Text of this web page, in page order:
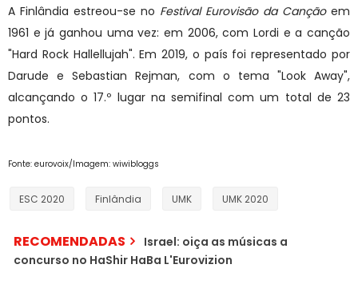
A Finlândia estreou-se no Festival Eurovisão da Canção em
1961 e já ganhou uma vez: em 2006, com Lordi e a canção
"Hard Rock Hallellujah". Em 2019, o país foi representado por
Darude e Sebastian Rejman, com o tema "Look Away",
alcançando o 17.º lugar na semifinal com um total de 23
pontos.
Fonte: eurovoix/Imagem: wiwibloggs
ESC 2020 Finlândia UMK UMK 2020
RECOMENDADAS
Israel: oiça as músicas a
concurso no HaShir HaBa L'Eurovizion